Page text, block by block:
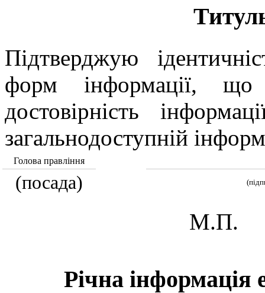
Підтверджую
форм інформації,
достовірність
загальнодоступній
Голова правлiння
(посада)
М.П.
Річна інформація